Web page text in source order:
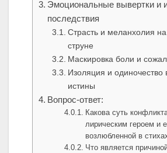
Эмоциональные вывертки и
последствия
Страсть и меланхолия
струне
Маскировка боли и
Изоляция и одиночество
истины
Вопрос-ответ:
Какова суть
лирическим героем и
возлюбленной в
Что является